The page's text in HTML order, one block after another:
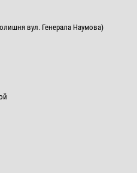
вул. Генерала Наумова)